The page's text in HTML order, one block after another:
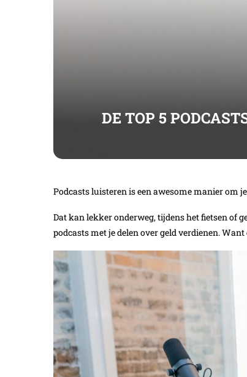
DE TOP 5
Podcasts luisteren is een awesome manier om
Dat kan lekker onderweg, tijdens het fietsen of
podcasts met je delen over geld verdienen.